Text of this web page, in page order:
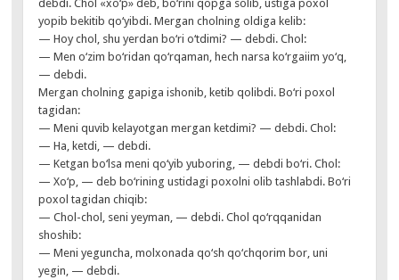
debdi. Chol «xo‘p» deb, bo‘rini qopga solib, ustiga poxol
yopib bekitib qo‘yibdi. Mergan cholning oldiga kelib:
— Hoy chol, shu yerdan bo‘ri o‘tdimi? — debdi. Chol:
— Men o‘zim bo‘ridan qo‘rqaman, hech narsa ko‘rgaiim yo‘q,
— debdi.
Mergan cholning gapiga ishonib, ketib qolibdi. Bo‘ri poxol
tagidan:
— Meni quvib kelayotgan mergan ketdimi? — debdi. Chol:
— Ha, ketdi, — debdi.
— Ketgan bo‘lsa meni qo‘yib yuboring, — debdi bo‘ri. Chol:
— Xo‘p, — deb bo‘rining ustidagi poxolni olib tashlabdi. Bo‘ri
poxol tagidan chiqib:
— Chol-chol, seni yeyman, — debdi. Chol qo‘rqqanidan
shoshib:
— Meni yeguncha, molxonada qo‘sh qo‘chqorim bor, uni
yegin, — debdi.